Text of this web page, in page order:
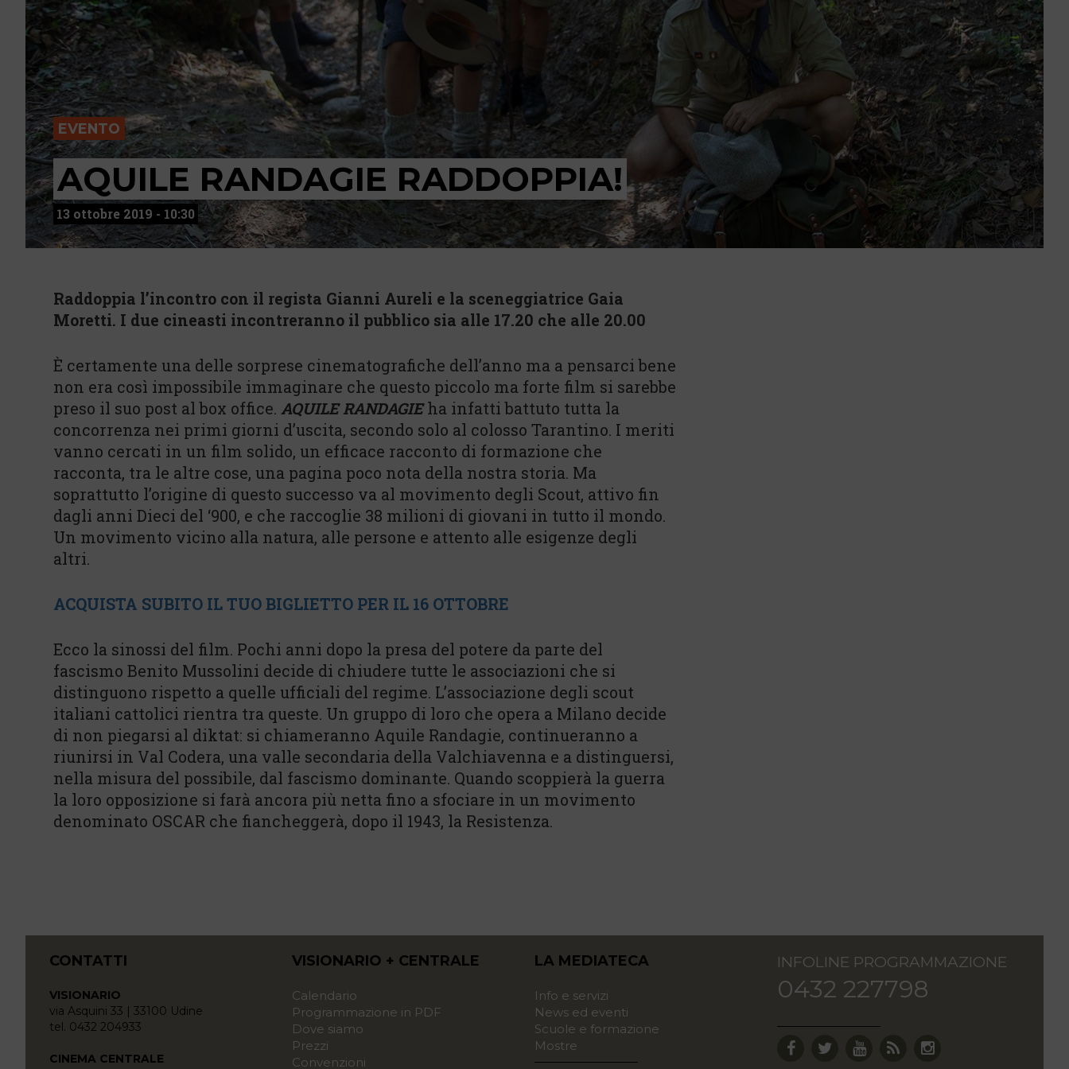
EVENTO
AQUILE RANDAGIE RADDOPPIA!
13 ottobre 2019 - 10:30
Raddoppia l’incontro con il regista Gianni Aureli e la sceneggiatrice Gaia
Moretti. I due cineasti incontreranno il pubblico sia alle 17.20 che alle 20.00
È certamente una delle sorprese cinematografiche dell’anno ma a pensarci bene
non era così impossibile immaginare che questo piccolo ma forte film si sarebbe
preso il suo post al box office. AQUILE RANDAGIEha infatti battuto tutta la
concorrenza nei primi giorni d’uscita, secondo solo al colosso Tarantino. I meriti
vanno cercati in un film solido, un efficace racconto di formazione che
racconta, tra le altre cose, una pagina poco nota della nostra storia. Ma
soprattutto l’origine di questo successo va al movimento degli Scout, attivo fin
dagli anni Dieci del ‘900, e che raccoglie 38 milioni di giovani in tutto il mondo.
Un movimento vicino alla natura, alle persone e attento alle esigenze degli
altri.
ACQUISTA SUBITO IL TUO BIGLIETTO PER IL 16 OTTOBRE
Ecco la sinossi del film. Pochi anni dopo la presa del potere da parte del
fascismo Benito Mussolini decide di chiudere tutte le associazioni che si
distinguono rispetto a quelle ufficiali del regime. L’associazione degli scout
italiani cattolici rientra tra queste. Un gruppo di loro che opera a Milano decide
di non piegarsi al diktat: si chiameranno Aquile Randagie, continueranno a
riunirsi in Val Codera, una valle secondaria della Valchiavenna e a distinguersi,
nella misura del possibile, dal fascismo dominante. Quando scoppierà la guerra
la loro opposizione si farà ancora più netta fino a sfociare in un movimento
denominato OSCAR che fiancheggerà, dopo il 1943, la Resistenza.
CONTATTI
VISIONARIO
via Asquini 33 | 33100 Udine
tel. 0432 204933
CINEMA CENTRALE
VISIONARIO + CENTRALE
Calendario
Programmazione in PDF
Dove siamo
Prezzi
Convenzioni
LA MEDIATECA
Info e servizi
News ed eventi
Scuole e formazione
Mostre
INFOLINE PROGRAMMAZIONE
0432 227798